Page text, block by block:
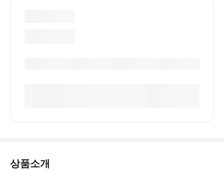
상품소개